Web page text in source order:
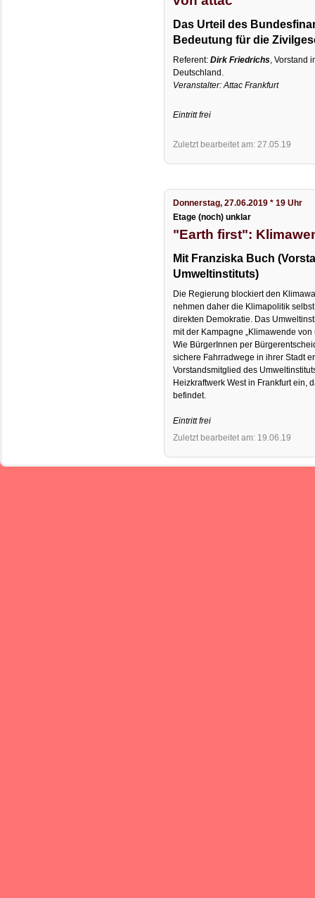
Das Urteil des
Bedeutung für die
Referent: Dirk Friedrichs , Vorstand
Deutschland.
Veranstalter: Attac Frankfurt
Eintritt frei
Zuletzt bearbeitet am: 27.05.19
Donnerstag, 27.06.2019 * 19 Uhr
Etage (noch) unklar
"Earth first":
Mit Franziska Buch
Umweltinstituts)
Die Regierung blockiert den
nehmen daher die Klimapolitik
direkten Demokratie. Das
mit der Kampagne „Klimawende von
Wie BürgerInnen per
sichere Fahrradwege in ihrer Stadt
Vorstandsmitglied des
Heizkraftwerk West in Frankfurt ein,
befindet.
Eintritt frei
Zuletzt bearbeitet am: 19.06.19